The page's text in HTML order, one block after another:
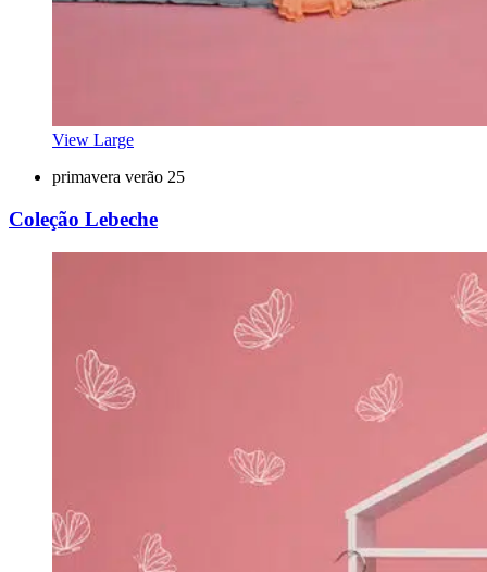
View Large
primavera verão 25
Coleção Lebeche